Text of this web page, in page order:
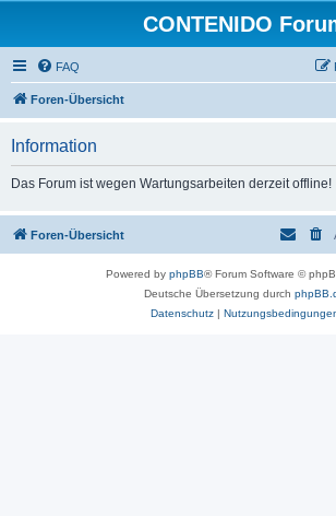
CONTENIDO
FAQ
Foren-Übersicht
Information
Das Forum ist wegen Wartungsarbeiten derzeit offline!
Foren-Übersicht
Powered by phpBB® Forum Software ©
Deutsche Übersetzung durch
Datenschutz|